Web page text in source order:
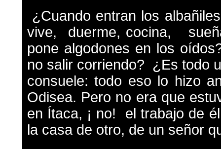
¿Cuando entran los
vive, duerme, cocina,
pone algodones en los
no salir corriendo? ¿Es todo
consuele: todo eso lo hizo
Odisea. Pero no era que
en Ítaca, ¡ no! el trabajo de
la casa de otro, de un señor